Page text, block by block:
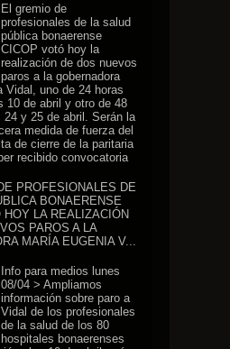
El gremio de
profesionales de la salud
pública bonaerense
CICOP votó hoy la
realización de dos nuevos
paros a la gobernadora
Vidal, uno de 24 horas
10 de abril y otro de 48
24 y 25 de abril. Serán la
medida de fuerza del
de cierre de la paritaria
recibido convocatoria
PROFESIONALES DE
BONAERENSE
HOY LA REALIZACIÓN
PAROS A LA
MARÍA EUGENIA V...
Info para medios lunes
08/04 > Ampliamos
información sobre paro a
Vidal de los profesionales
de la salud de los 80
hospitales bonaerenses